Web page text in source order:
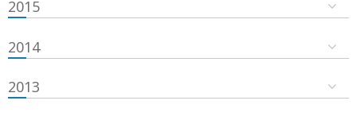
2015
2014
2013